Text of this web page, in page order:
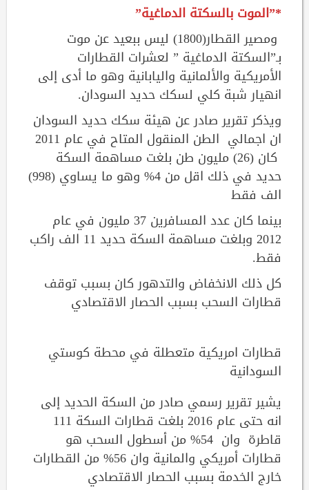
*”الموت بالسكتة الدماغية”
ومصير القطار(1800) ليس ببعيد عن موت
بـ”السكتة الدماغية ” لعشرات القطارات
الأمريكية والألمانية واليابانية وهو ما أدى إلى
انهيار شبة كلي لسكك حديد السودان.
ويذكر تقرير صادر عن هيئة سكك حديد السودان
ان اجمالي الطن المنقول المتاح في عام 2011
كان (26) مليون طن بلغت مساهمة السكة
حديد في ذلك اقل من 4% وهو ما يساوي (998)
الف فقط
بينما كان عدد المسافرين 37 مليون في عام
2012 وبلغت مساهمة السكة حديد 11 الف راكب
فقط.
كل ذلك الانخفاض والتدهور كان بسبب توقف
قطارات السحب بسبب الحصار الاقتصادي
قطارات امريكية متعطلة في محطة كوستي
السودانية
يشير تقرير رسمي صادر من السكة الحديد إلى
انه حتى عام 2016 بلغت قطارات السكة 111
قاطرة وان 54% من أسطول السحب هو
قطارات أمريكي والمانية وان 56% من القطارات
خارج الخدمة بسبب الحصار الاقتصادي